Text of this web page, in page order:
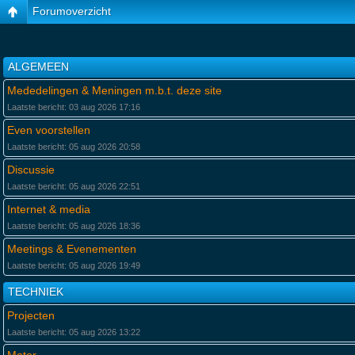
Forumoverzicht
ALGEMEEN
Mededelingen & Meningen m.b.t. deze site
Laatste bericht: 03 aug 2026 17:16
Even voorstellen
Laatste bericht: 05 aug 2026 20:58
Discussie
Laatste bericht: 05 aug 2026 22:51
Internet & media
Laatste bericht: 05 aug 2026 18:36
Meetings & Evenementen
Laatste bericht: 05 aug 2026 19:49
TECHNIEK
Projecten
Laatste bericht: 05 aug 2026 13:22